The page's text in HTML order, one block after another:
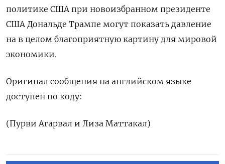
политике США при новоизбранном президенте
США Дональде Трампе могут показать давление
на в целом благоприятную картину для мировой
экономики.
Оригинал сообщения на английском языке
доступен по коду:
(Пурви Агарвал и Лиза Маттакал)